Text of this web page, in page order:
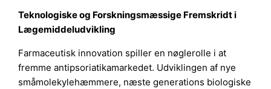
Teknologiske og Forskningsmæssige Fremskridt i
Lægemiddeludvikling
Farmaceutisk innovation spiller en nøglerolle i at
fremme antipsoriatikamarkedet. Udviklingen af nye
småmolekylehæmmere, næste generations biologiske